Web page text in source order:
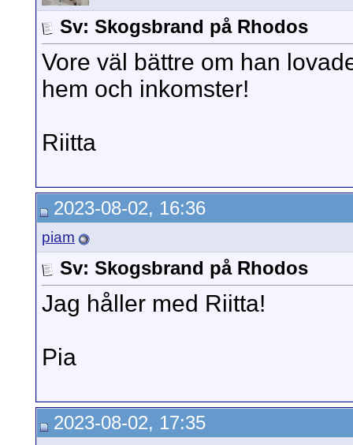
Sv: Skogsbrand på Rhodos
Vore väl bättre om han
hem och inkomster!
Riitta
2023-08-02, 16:36
piam
Sv: Skogsbrand på Rhodos
Jag håller med Riitta!
Pia
2023-08-02, 17:35